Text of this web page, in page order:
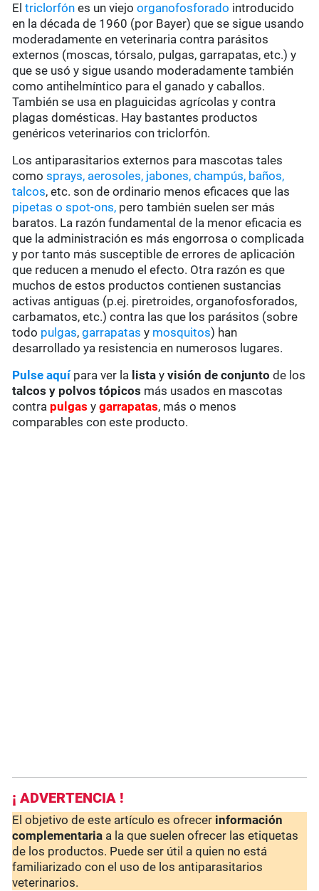
Eltriclorfón es un viejoorganofosforado introducido
en la década de 1960 (por Bayer) que se sigue usando
moderadamente en veterinaria contra parásitos
externos (moscas, tórsalo, pulgas, garrapatas, etc.) y
que se usó y sigue usando moderadamente también
como antihelmíntico para el ganado y caballos.
También se usa en plaguicidas agrícolas y contra
plagas domésticas. Hay bastantes productos
genéricos veterinarios con triclorfón.
Los antiparasitarios externos para mascotas tales
comosprays, aerosoles, jabones, champús, baños,
talcos, etc. son de ordinario menos eficaces que las
pipetas o spot-ons, pero también suelen ser más
baratos. La razón fundamental de la menor eficacia es
que la administración es más engorrosa o complicada
y por tanto más susceptible de errores de aplicación
que reducen a menudo el efecto. Otra razón es que
muchos de estos productos contienen sustancias
activas antiguas (p.ej. piretroides, organofosforados,
carbamatos, etc.) contra las que los parásitos (sobre
todo pulgas,garrapatas y mosquitos) han
desarrollado ya resistencia en numerosos lugares.
Pulse aquípara ver la lista yvisión de conjunto de los
talcos y polvos tópicos más usados en mascotas
contra pulgas ygarrapatas, más o menos
comparables con este producto.
¡ ADVERTENCIA !
El objetivo de este artículo es ofrecer información
complementaria a la que suelen ofrecer las etiquetas
de los productos. Puede ser útil a quien no está
familiarizado con el uso de los antiparasitarios
veterinarios.